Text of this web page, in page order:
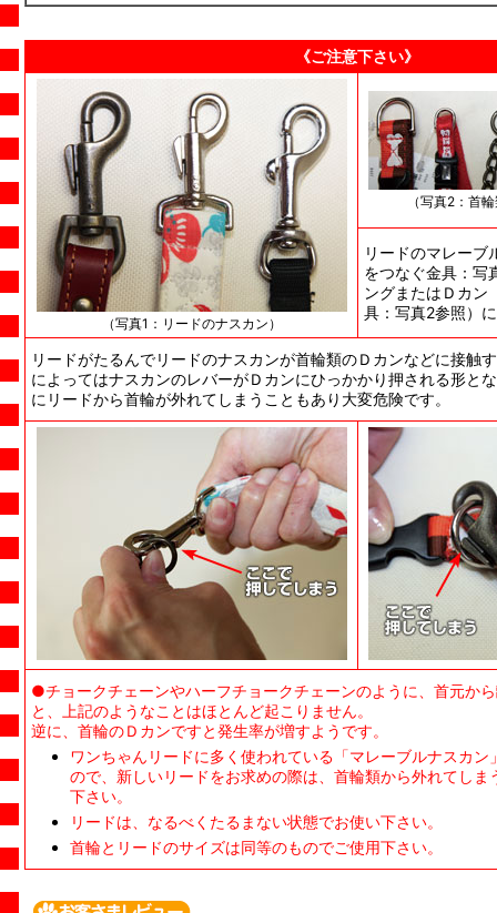
《ご注意下さい》
（写真1：リードのナスカン）
（写真2：首
リードのマレーブ
をつなぐ金具：写
ングまたはＤカン
具：写真2参照）
リードがたるんでリードのナスカンが首輪類のＤカンなどに接触
によってはナスカンのレバーがＤカンにひっかかり押される形と
にリードから首輪が外れてしまうこともあり大変危険です。
●チョークチェーンやハーフチョークチェーンのように、首元か
と、上記のようなことはほとんど起こりません。
逆に、首輪のＤカンですと発生率が増すようです。
ワンちゃんリードに多く使われている「マレーブルナスカン
ので、新しいリードをお求めの際は、首輪類から外れてしま
下さい。
リードは、なるべくたるまない状態でお使い下さい。
首輪とリードのサイズは同等のものでご使用下さい。